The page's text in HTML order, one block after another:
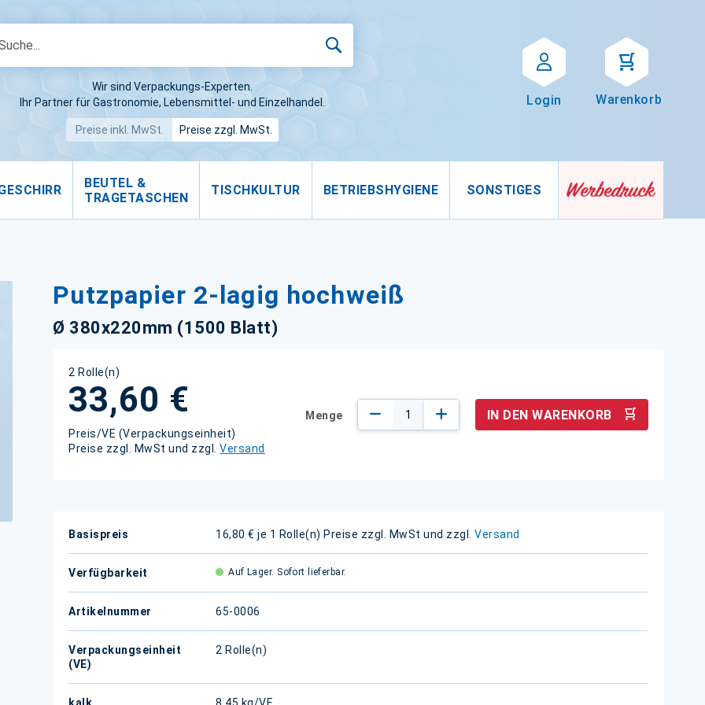
Wir sind Verpackungs-Experten.
Ihr Partner für Gastronomie, Lebensmittel- und Einzelhandel.
Preise inkl. MwSt. Preise zzgl. MwSt.
Login Warenkorb
BEUTEL &
TRAGETASCHEN
TISCHKULTUR BETRIEBSHYGIENE SONSTIGES
Putzpapier 2-lagig hochweiß
Ø 380x220mm (1500 Blatt)
2 Rolle(n)
33,60 €
Preis/VE (Verpackungseinheit)
Preise zzgl. MwSt und zzgl.Versand
Menge IN DEN WARENKORB
Weitere
Basispreis 16,80 € je 1 Rolle(n) Preise zzgl. MwSt und zzgl.Versand
Verfügbarkeit Auf Lager. Sofort lieferbar.
Artikelnummer 65-0006
Verpackungseinheit
(VE)
2 Rolle(n)